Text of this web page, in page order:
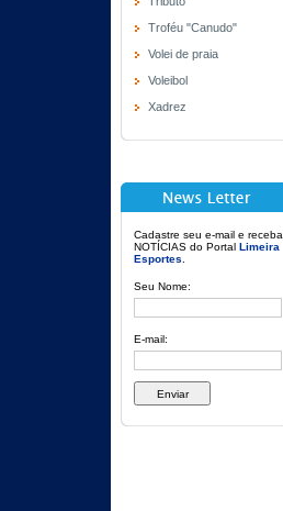
Troféu "Canudo"
Volei de praia
Voleibol
Xadrez
Cadastre seu e-mail e receba
NOTÍCIAS do Portal Limeira
Esportes
Seu Nome:
E-mail: